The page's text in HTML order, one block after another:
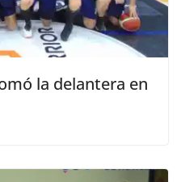
la delantera en